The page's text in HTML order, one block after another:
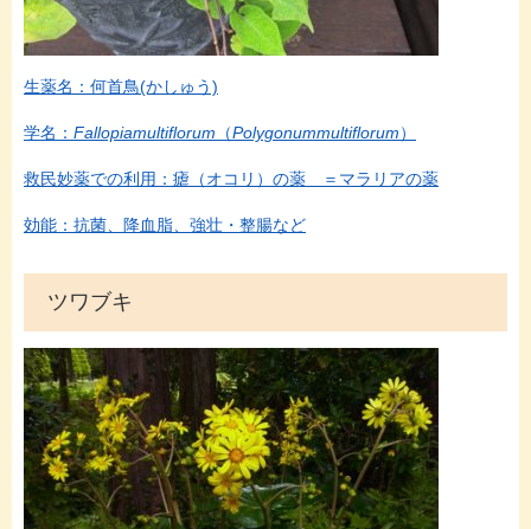
生薬名：何首鳥(かしゅう)
学名： Fallopiamultiflorum （Polygonummultiflorum）
救民妙薬での利用：瘧（オコリ）の薬 ＝マラリアの薬
効能：抗菌、降血脂、強壮・整腸など
ツワブキ